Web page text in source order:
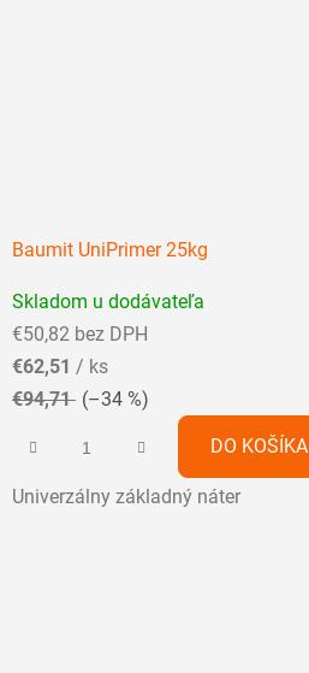
Baumit UniPrimer 25kg
hodnotenie
produktu
je
5,0
hviezdičiek.
Skladom u dodávateľa
€50,82 bez DPH
€62,51 / ks
€94,71 (–34 %)
DO KOŠÍKA
Univerzálny základný náter